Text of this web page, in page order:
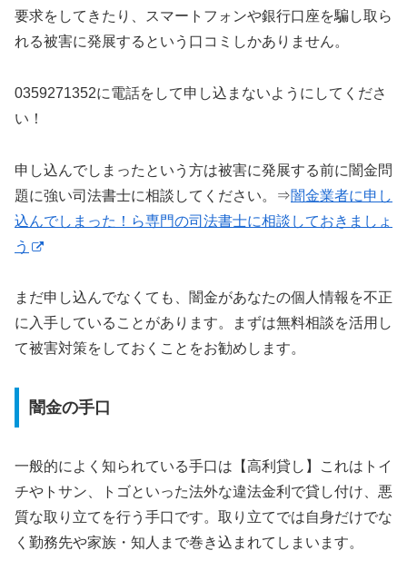
要求をしてきたり、スマートフォンや銀行口座を騙し取ら
れる被害に発展するという口コミしかありません。
0359271352に電話をして申し込まないようにしてくださ
い！
申し込んでしまったという方は被害に発展する前に闇金問
題に強い司法書士に相談してください。⇒闇金業者に申し
込んでしまった！ら専門の司法書士に相談しておきましょ
う
まだ申し込んでなくても、闇金があなたの個人情報を不正
に入手していることがあります。まずは無料相談を活用し
て被害対策をしておくことをお勧めします。
闇金の手口
一般的によく知られている手口は【高利貸し】これはトイ
チやトサン、トゴといった法外な違法金利で貸し付け、悪
質な取り立てを行う手口です。取り立てでは自身だけでな
く勤務先や家族・知人まで巻き込まれてしまいます。